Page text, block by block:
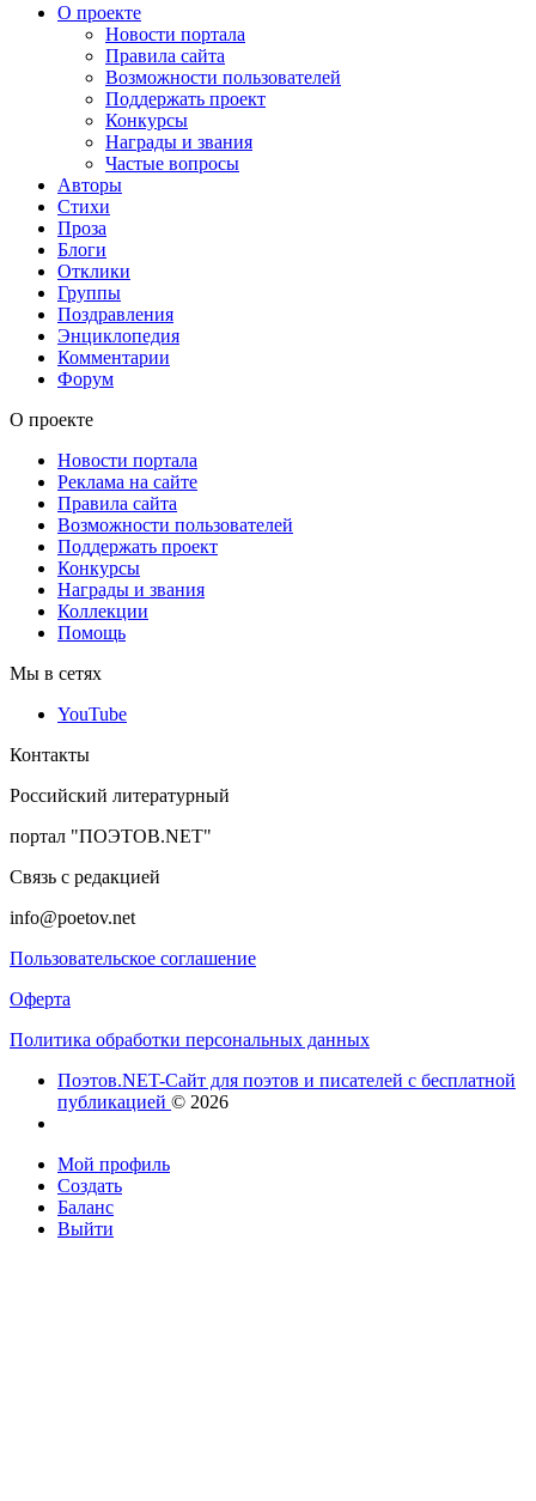
О проекте
Новости портала
Правила сайта
Возможности пользователей
Поддержать проект
Конкурсы
Награды и звания
Частые вопросы
Авторы
Стихи
Проза
Блоги
Отклики
Группы
Поздравления
Энциклопедия
Комментарии
Форум
О проекте
Новости портала
Реклама на сайте
Правила сайта
Возможности пользователей
Поддержать проект
Конкурсы
Награды и звания
Коллекции
Помощь
Мы в сетях
YouTube
Контакты
Российский литературный
портал "ПОЭТОВ.NET"
Связь с редакцией
info@poetov.net
Пользовательское соглашение
Оферта
Политика обработки персональных данных
Поэтов.NET-Сайт для поэтов и писателей с бесплатной
публикацией © 2026
Мой профиль
Создать
Баланс
Выйти